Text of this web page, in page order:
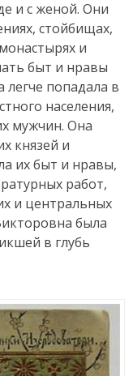
и с женой. Они
стойбищах,
и
быт и нравы
попадала в
населения,
мужчин. Она
князей и
их быт и нравы,
работ,
и центральных
была
в глубь